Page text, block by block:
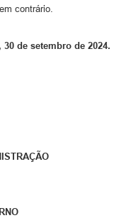
contrário.
de setembro de 2024.